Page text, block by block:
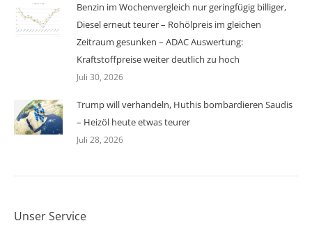
Benzin im Wochenvergleich nur geringfügig billiger,
Diesel erneut teurer – Rohölpreis im gleichen
Zeitraum gesunken – ADAC Auswertung:
Kraftstoffpreise weiter deutlich zu hoch
Juli 30, 2026
Trump will verhandeln, Huthis bombardieren Saudis
– Heizöl heute etwas teurer
Juli 28, 2026
Unser Service